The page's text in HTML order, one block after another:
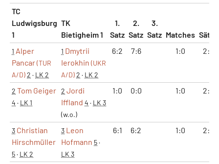
TC
Ludwigsburg
1
TK
Bietigheim 1
1.
Satz
2.
Satz
3.
Satz Matches Sätze
1 Alper
Pancar(TUR
A/D)2 · LK 2
1 Dmytrii
Ierokhin (UKR
A/D)2 · LK 2
6:2 7:6 1:0 2:0
2 Tom Geiger
4 · LK 1
2 Jordi
Iffland 4 · LK 3
(w.o.)
1:0 0:0 1:0 2:0
3 Christian
Hirschmüller
5· LK 2
3 Leon
Hofmann 5·
LK 3
6:1 6:2 1:0 2:0